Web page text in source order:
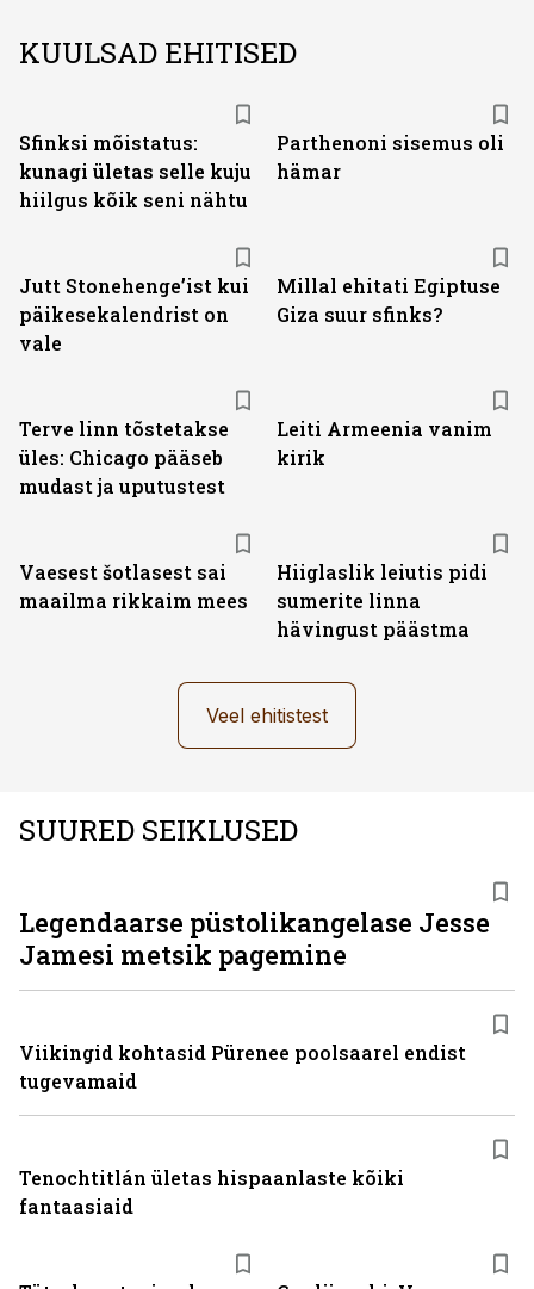
KUULSAD EHITISED
Sfinksi mõistatus:
kunagi ületas selle kuju
hiilgus kõik seni nähtu
Parthenoni sisemus oli
hämar
Jutt Stonehenge’ist kui
päikesekalendrist on
vale
Millal ehitati Egiptuse
Giza suur sfinks?
Terve linn tõstetakse
üles: Chicago pääseb
mudast ja uputustest
Leiti Armeenia vanim
kirik
Vaesest šotlasest sai
maailma rikkaim mees
Hiiglaslik leiutis pidi
sumerite linna
hävingust päästma
Veel ehitistest
SUURED SEIKLUSED
Legendaarse püstolikangelase Jesse
Jamesi metsik pagemine
Viikingid kohtasid Pürenee poolsaarel endist
tugevamaid
Tenochtitlán ületas hispaanlaste kõiki
fantaasiaid